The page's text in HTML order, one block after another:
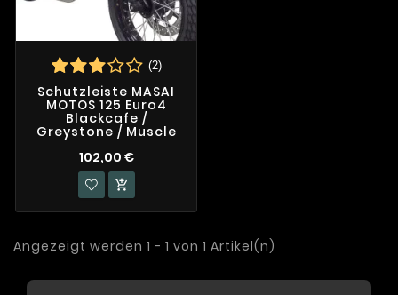
(2)
Schutzleiste MASAI
MOTOS 125 Euro4
Blackcafe /
Greystone / Muscle
102,00 €

Angezeigt werden 1 - 1 von 1 Artikel(n)